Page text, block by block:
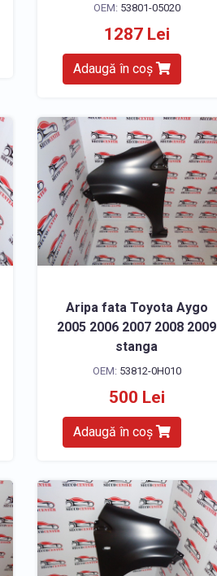
OEM: 53801-05020
1287 Lei
Adaugă în coș
Aripa fata Toyota Aygo
2005 2006 2007 2008 2009
stanga
OEM: 53812-0H010
500 Lei
Adaugă în coș